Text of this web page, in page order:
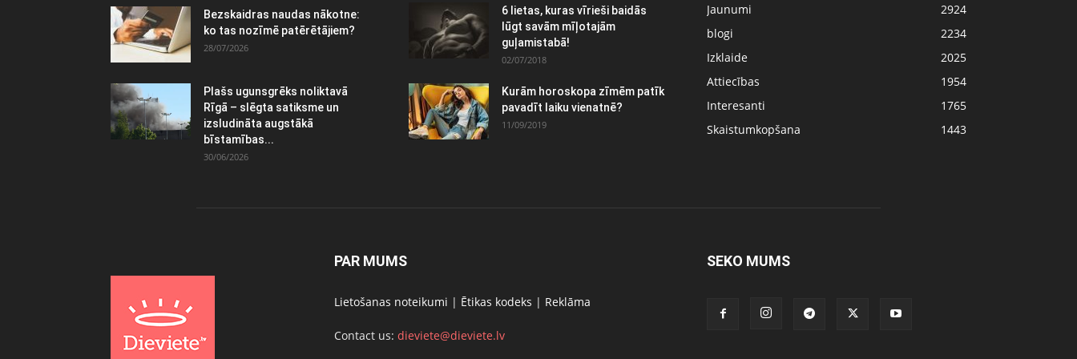
Bezskaidras naudas nākotne:
ko tas nozīmē patērētājiem?
28/07/2026
Plašs ugunsgrēks noliktavā
Rīgā – slēgta satiksme un
izsludināta augstākā
bīstamības...
30/06/2026
6 lietas, kuras vīrieši baidās
lūgt savām mīļotajām
guļamistabā!
02/07/2018
Kurām horoskopa zīmēm patīk
pavadīt laiku vienatnē?
11/09/2019
Jaunumi
2924
blogi
2234
Izklaide
2025
Attiecības
1954
Interesanti
1765
Skaistumkopšana
1443
PAR MUMS
Lietošanas noteikumi | Ētikas kodeks | Reklāma
Contact us: dieviete@dieviete.lv
SEKO MUMS